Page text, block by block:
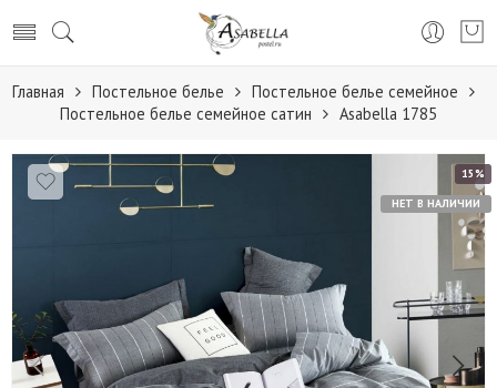
Главная Постельное белье
Постельное белье семейное
Постельное белье семейное сатин
Аsabella 1785
15%
НЕТ В НАЛИЧИИ